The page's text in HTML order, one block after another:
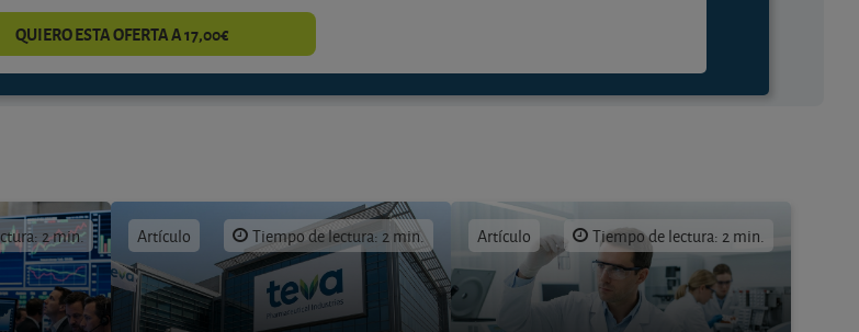
QUIERO ESTA OFERTA A 17,00€
2 min. Artículo Tiempo de lectura: 2 min. Artículo Tiempo de lectura: 2 min.